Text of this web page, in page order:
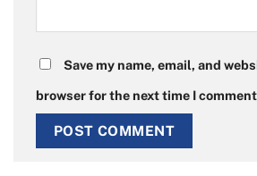
Save my name, email, and
browser for the next time I